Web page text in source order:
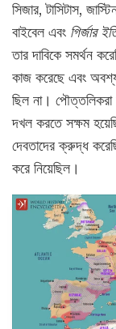
সিজার, টাসিটাস,
বাইবেল এবং গির্জার
তার দাবিকে সমর্থন
কাজ করেছে এবং
ছিল না। পৌত্তলিকরা
দখল করতে সক্ষম
দেবতাদের ক্রুদ্ধ
করে নিয়েছিল।